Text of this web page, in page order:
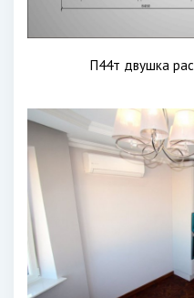
П44т двушка